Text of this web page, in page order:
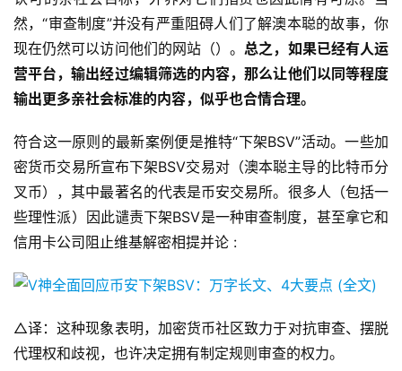
然，“审查制度”并没有严重阻碍人们了解澳本聪的故事，你
现在仍然可以访问他们的网站（）。总之，如果已经有人运
营平台，输出经过编辑筛选的内容，那么让他们以同等程度
输出更多亲社会标准的内容，似乎也合情合理。
符合这一原则的最新案例便是推特“下架BSV”活动。一些加
密货币交易所宣布下架BSV交易对（澳本聪主导的比特币分
叉币），其中最著名的代表是币安交易所。很多人（包括一
些理性派）因此谴责下架BSV是一种审查制度，甚至拿它和
信用卡公司阻止维基解密相提并论 :
△译：这种现象表明，加密货币社区致力于对抗审查、摆脱
代理权和歧视，也许决定拥有制定规则审查的权力。